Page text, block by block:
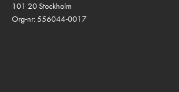
101 20 Stockholm
Org-nr: 556044-0017